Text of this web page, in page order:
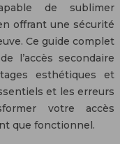
de sublimer
offrant une sécurité
Ce guide complet
l’accès secondaire
esthétiques et
et les erreurs
votre accès
que fonctionnel.